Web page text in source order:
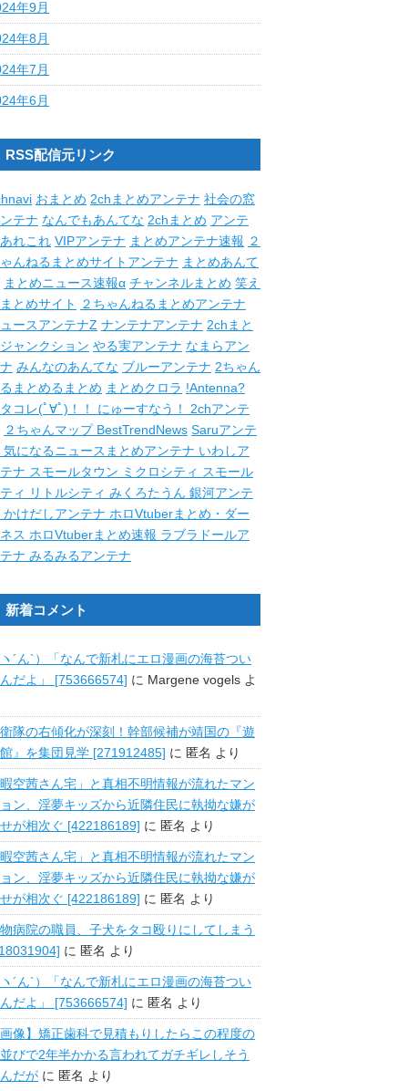
年9月
年8月
年7月
年6月
RSS配信元リンク
おまとめ 2chまとめアンテナ 社会の窓
テナ なんでもあんてな 2chまとめ アンテ
れこれ VIPアンテナ まとめアンテナ速報 ２
んねるまとめサイトアンテナ まとめあんて
まとめニュース速報α チャンネルまとめ 笑え
とめサイト
２ちゃんねるまとめアンテナ
ースアンテナZ ナンテナアンテナ 2chまと
ャンクション やる実アンテナ なまらアン
みんなのあんてな ブルーアンテナ 2ちゃん
まとめるまとめ まとめクロラ !Antenna?
コレ(ﾟ∀ﾟ)！！ にゅーすなう！ 2chアンテ
２ちゃんマップ BestTrendNews Saruアンテ
気になるニュースまとめアンテナ いわしア
ナ スモールタウン ミクロシティ スモール
ィ
リトルシティ みくろたうん 銀河アンテ
かけだしアンテナ ホロVtuberまとめ・ダー
ス ホロVtuberまとめ速報 ラブラドールア
ナ みるみるアンテナ
新着コメント
´ん`）「なんで新札にエロ漫画の海苔つい
だよ」 [753666574] に Margene vogels よ
隊の右傾化が深刻！幹部候補が靖国の『遊
』を集団見学 [271912485] に 匿名 より
空茜さん宅」と真相不明情報が流れたマン
ン、淫夢キッズから近隣住民に執拗な嫌が
が相次ぐ [422186189] に 匿名 より
空茜さん宅」と真相不明情報が流れたマン
ン、淫夢キッズから近隣住民に執拗な嫌が
が相次ぐ [422186189] に 匿名 より
病院の職員、子犬をタコ殴りにしてしまう
に 匿名 より
´ん`）「なんで新札にエロ漫画の海苔つい
だよ」 [753666574] に 匿名 より
像】矯正歯科で見積もりしたらこの程度の
びで2年半かかる言われてガチギレしそう
だが に 匿名 より